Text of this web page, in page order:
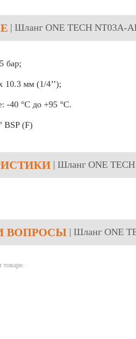
| Шланг ONE TECH NT03A-
бар;
10.3 мм (1/4’’);
-40 °C до +95 °C.
BSP (F)
| Шланг ONE
ВОПРОСЫ | Шланг ONE
товаре.